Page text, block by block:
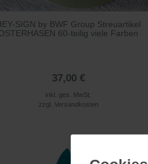
SIGN by BWF Group Streuartikel
60-teilig viele Farben
37,00 €
inkl. ges. MwSt.
zzgl. Versandkosten